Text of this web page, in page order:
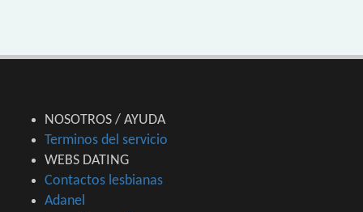
NOSOTROS / AYUDA
Terminos del servicio
WEBS DATING
Contactos lesbianas
Adanel